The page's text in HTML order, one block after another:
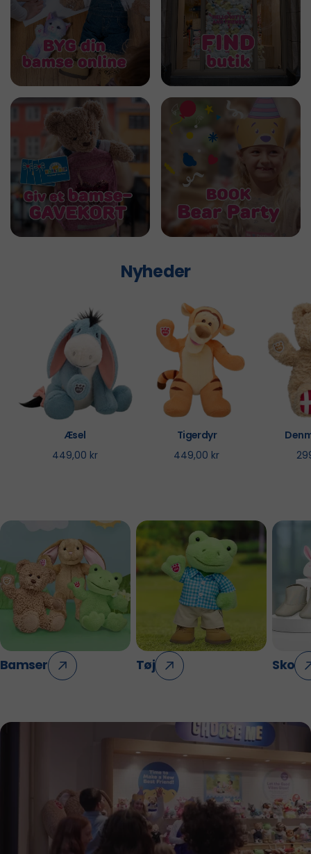
Nyheder
Æsel
449,00 kr
Tigerdyr
449,00 kr
Bamser Tøj Sko